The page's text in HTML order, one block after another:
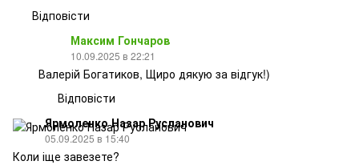
Відповісти
Максим Гончаров
10.09.2025 в 22:21
Валерій Богатиков, Щиро дякую за відгук!)
Відповісти
Ярмоленко Назар Русланович
05.09.2025 в 15:40
Коли іще завезете?